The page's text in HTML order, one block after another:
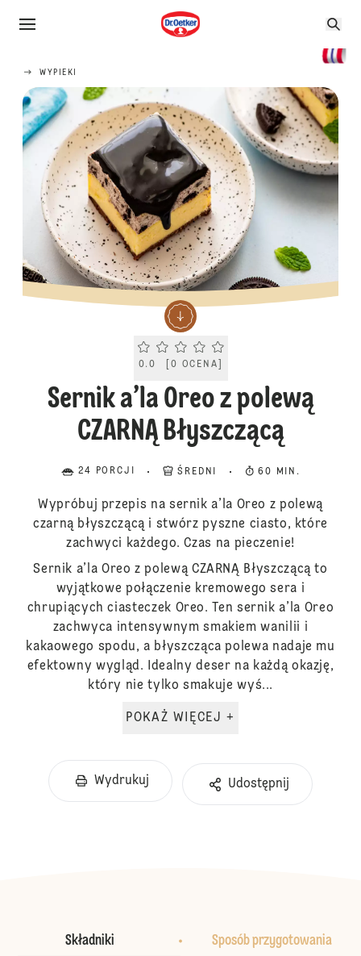
WYPIEKI
Current rating 0.0. Click to rate.
0.0 0 OCENA
Sernik a’la Oreo z polewą
CZARNĄ Błyszczącą
24 PORCJI ŚREDNI 60 MIN.
Wypróbuj przepis na sernik a’la Oreo z polewą
czarną błyszczącą i stwórz pyszne ciasto, które
zachwyci każdego. Czas na pieczenie!
Sernik a’la Oreo z polewą CZARNĄ Błyszczącą to
wyjątkowe połączenie kremowego sera i
chrupiących ciasteczek Oreo. Ten sernik a’la Oreo
zachwyca intensywnym smakiem wanilii i
kakaowego spodu, a błyszcząca polewa nadaje mu
efektowny wygląd. Idealny deser na każdą okazję,
który nie tylko smakuje wyś...
POKAŻ WIĘCEJ +
Wydrukuj Udostępnij
Składniki Sposób przygotowania